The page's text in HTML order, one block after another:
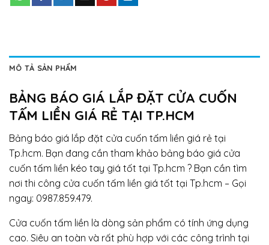
MÔ TẢ SẢN PHẨM
BẢNG BÁO GIÁ LẮP ĐẶT CỬA CUỐN
TẤM LIỀN GIÁ RẺ TẠI TP.HCM
Bảng báo giá lắp đặt cửa cuốn tấm liền giá rẻ tại
Tp.hcm. Bạn đang cần tham khảo bảng báo giá cửa
cuốn tấm liền kéo tay giá tốt tại Tp.hcm ? Bạn cần tìm
nơi thi công cửa cuốn tấm liền giá tốt tại Tp.hcm – Gọi
ngay: 0987.859.479.
Cửa cuốn tấm liền là dòng sản phẩm có tính ứng dụng
cao. Siêu an toàn và rất phù hợp với các công trình tại